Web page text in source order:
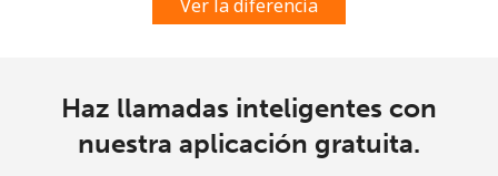
Ver la diferencia
Haz llamadas inteligentes con
nuestra aplicación gratuita.